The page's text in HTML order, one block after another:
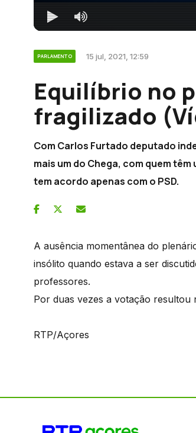
PARLAMENTO 15 jul, 2021, 12:59
Equilíbrio no
fragilizado
Com Carlos Furtado deputado
mais um do Chega, com quem
tem acordo apenas com o PSD.
A ausência momentânea do
insólito quando estava a ser
professores.
Por duas vezes a votação resultou
RTP/Açores